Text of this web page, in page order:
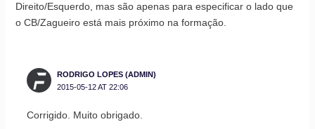
Direito/Esquerdo, mas são apenas para especificar o lado que
o CB/Zagueiro está mais próximo na formação.
RODRIGO LOPES (ADMIN)
2015-05-12 AT 22:06
Corrigido. Muito obrigado.